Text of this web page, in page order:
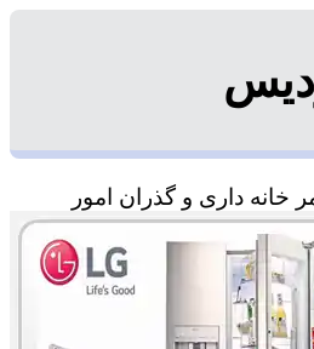
داری و گذران امور